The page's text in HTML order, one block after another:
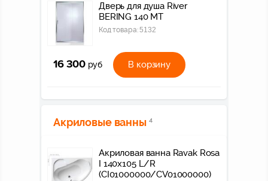
Дверь для душа River
BERING 140 МТ
Код товара:5132
16 300 руб В корзину
Акриловые ванны 4
Акриловая ванна Ravak Rosa
I 140х105 L/R
(CI01000000/CV01000000)